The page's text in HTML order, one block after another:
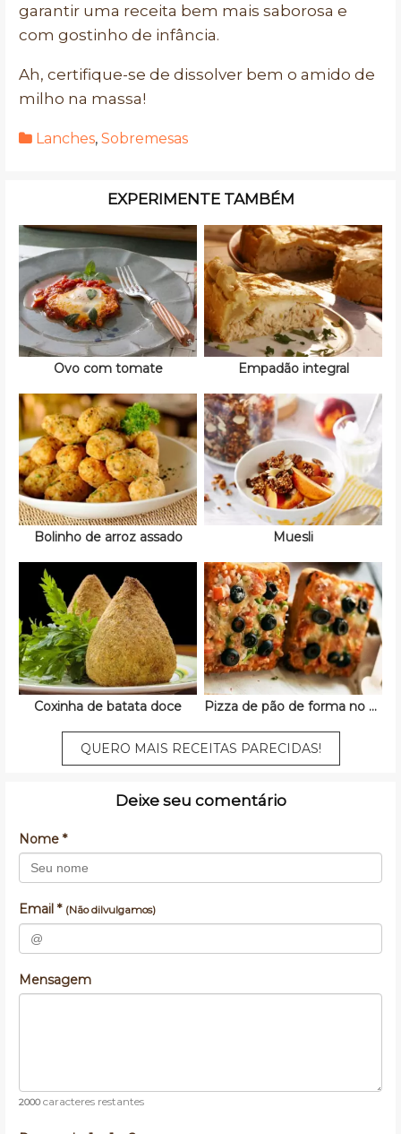
garantir uma receita bem mais saborosa e
com gostinho de infância.
Ah, certifique-se de dissolver bem o amido de
milho na massa!
Lanches, Sobremesas
EXPERIMENTE TAMBÉM
Ovo com tomate Empadão integral
Bolinho de arroz assado Muesli
Coxinha de batata doce Pizza de pão de forma no micro-ondas
QUERO MAIS RECEITAS PARECIDAS!
Deixe seu comentário
Nome *
Email * (Não dilvulgamos)
Mensagem
2000caracteres restantes